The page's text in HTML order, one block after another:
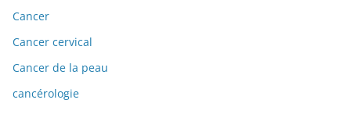
Cancer
Cancer cervical
Cancer de la peau
cancérologie